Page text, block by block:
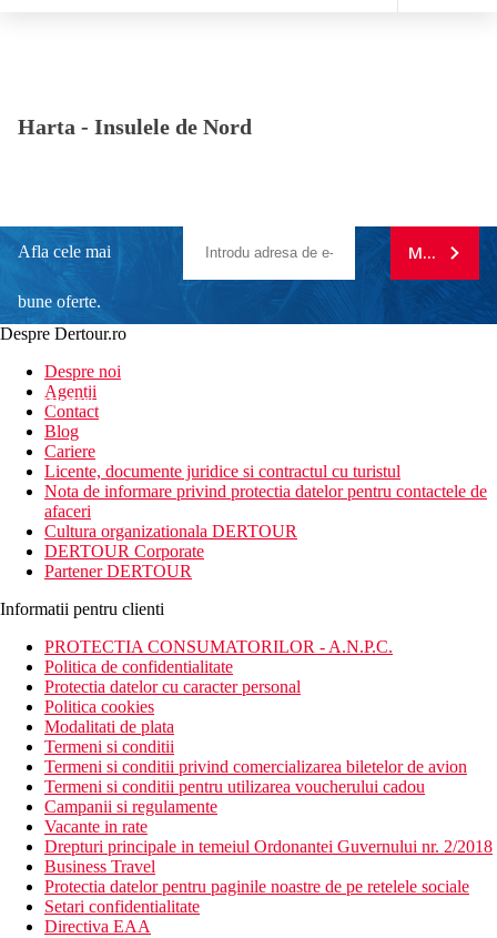
Harta - Insulele de Nord
Afla cele mai
bune oferte.
newsletter!
MA
Despre Dertour.ro
Despre noi
Agentii
Contact
Blog
Cariere
Licente, documente juridice si contractul cu turistul
Nota de informare privind protectia datelor pentru contactele de
afaceri
Cultura organizationala DERTOUR
DERTOUR Corporate
Partener DERTOUR
Informatii pentru clienti
PROTECTIA CONSUMATORILOR - A.N.P.C.
Politica de confidentialitate
Protectia datelor cu caracter personal
Politica cookies
Modalitati de plata
Termeni si conditii
Termeni si conditii privind comercializarea biletelor de avion
Termeni si conditii pentru utilizarea voucherului cadou
Campanii si regulamente
Vacante in rate
Drepturi principale in temeiul Ordonantei Guvernului nr. 2/2018
Business Travel
Protectia datelor pentru paginile noastre de pe retelele sociale
Setari confidentialitate
Directiva EAA